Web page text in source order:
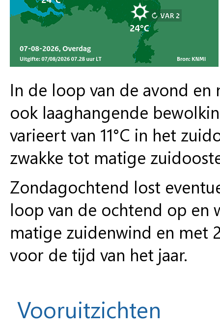
In de loop van de avond en
ook laaghangende
varieert van 11°C in het
zwakke tot matige
Zondagochtend lost
loop van de ochtend op en
matige zuidenwind en met
voor de tijd van het jaar.
Vooruitzichten